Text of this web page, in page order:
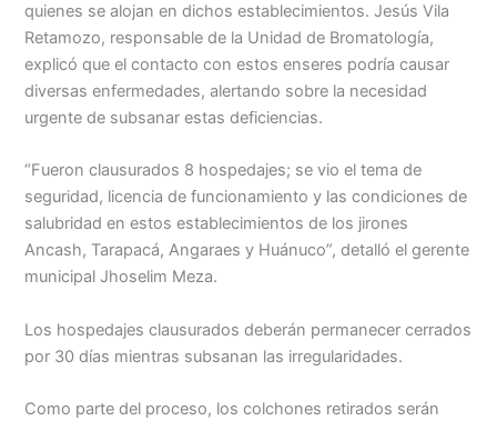
Menu
quienes se alojan en dichos establecimientos. Jesús Vila
Retamozo, responsable de la Unidad de Bromatología,
explicó que el contacto con estos enseres podría causar
diversas enfermedades, alertando sobre la necesidad
urgente de subsanar estas deficiencias.
“Fueron clausurados 8 hospedajes; se vio el tema de
seguridad, licencia de funcionamiento y las condiciones de
salubridad en estos establecimientos de los jirones
Ancash, Tarapacá, Angaraes y Huánuco”, detalló el gerente
municipal Jhoselim Meza.
Los hospedajes clausurados deberán permanecer cerrados
por 30 días mientras subsanan las irregularidades.
Como parte del proceso, los colchones retirados serán